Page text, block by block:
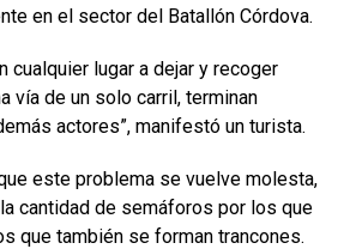
en el sector del Batallón Córdova.
cualquier lugar a dejar y recoger
vía de un solo carril, terminan
actores”, manifestó un turista.
este problema se vuelve molesta,
cantidad de semáforos por los que
que también se forman trancones.